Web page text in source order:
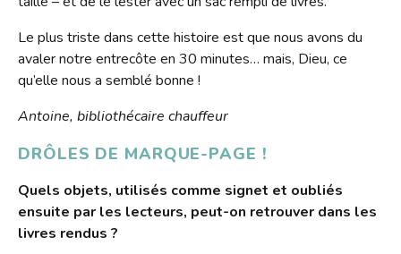
Le plus triste dans cette histoire est que nous avons du
avaler notre entrecôte en 30 minutes… mais, Dieu, ce
qu’elle nous a semblé bonne !
Antoine, bibliothécaire chauffeur
DRÔLES DE MARQUE-PAGE !
Quels objets, utilisés comme signet et oubliés
ensuite par les lecteurs, peut-on retrouver dans les
livres rendus ?